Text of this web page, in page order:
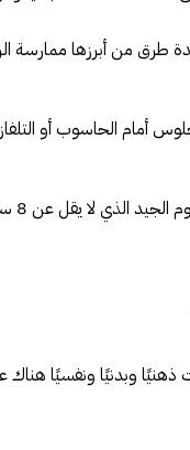
طرق من أبرزها ممارسة
أمام الحاسوب أو
الذي لا يقل عن 8 ساعات.
وبدنيًا ونفسيًا هناك